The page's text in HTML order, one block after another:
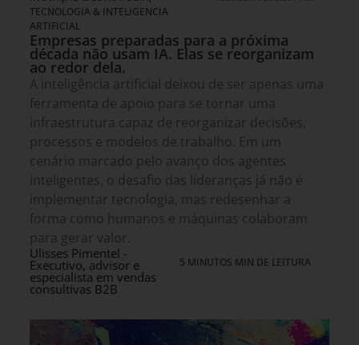
TECNOLOGIA & INTELIGENCIA
ARTIFICIAL
Empresas preparadas para a próxima
década não usam IA. Elas se reorganizam
ao redor dela.
A inteligência artificial deixou de ser apenas uma
ferramenta de apoio para se tornar uma
infraestrutura capaz de reorganizar decisões,
processos e modelos de trabalho. Em um
cenário marcado pelo avanço dos agentes
inteligentes, o desafio das lideranças já não é
implementar tecnologia, mas redesenhar a
forma como humanos e máquinas colaboram
para gerar valor.
Ulisses Pimentel -
Executivo, advisor e
especialista em vendas
consultivas B2B
5 MINUTOS MIN DE LEITURA